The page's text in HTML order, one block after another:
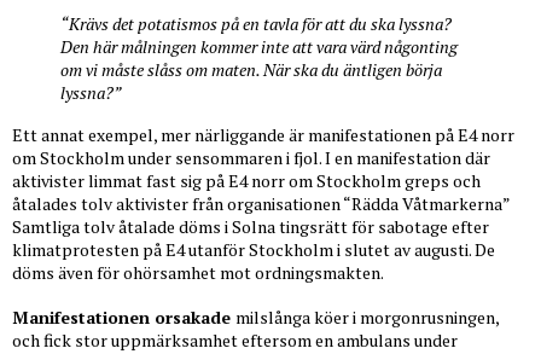
“Krävs det potatismos på en tavla för att du ska lyssna?
Den här målningen kommer inte att vara värd någonting
om vi måste slåss om maten. När ska du äntligen börja
lyssna?”
Ett annat exempel, mer närliggande är manifestationen på E4 norr
om Stockholm under sensommaren i fjol. I en manifestation där
aktivister limmat fast sig på E4 norr om Stockholm greps och
åtalades tolv aktivister från organisationen “Rädda Våtmarkerna”
Samtliga tolv åtalade döms i Solna tingsrätt för sabotage efter
klimatprotesten på E4 utanför Stockholm i slutet av augusti. De
döms även för ohörsamhet mot ordningsmakten.
Manifestationen orsakade milslånga köer i morgonrusningen,
och fick stor uppmärksamhet eftersom en ambulans under